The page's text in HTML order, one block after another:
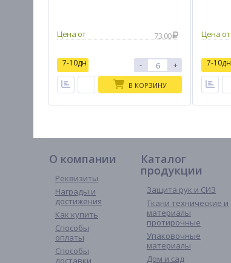
73.00
7-10дн - +
В КОРЗИНУ
7-10дн
О компании
Реквизиты
Награды и
достижения
Как купить
Способы
оплаты
Способы
доставки
Каталог
продукции
Защита рук и СИЗ
Ткани технические и
материалы
протирочные
Упаковочные
материалы
Дом и сад